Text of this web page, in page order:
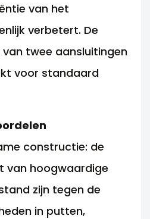
van het
verbetert. De
twee aansluitingen
voor standaard
constructie: de
van hoogwaardige
zijn tegen de
in putten,